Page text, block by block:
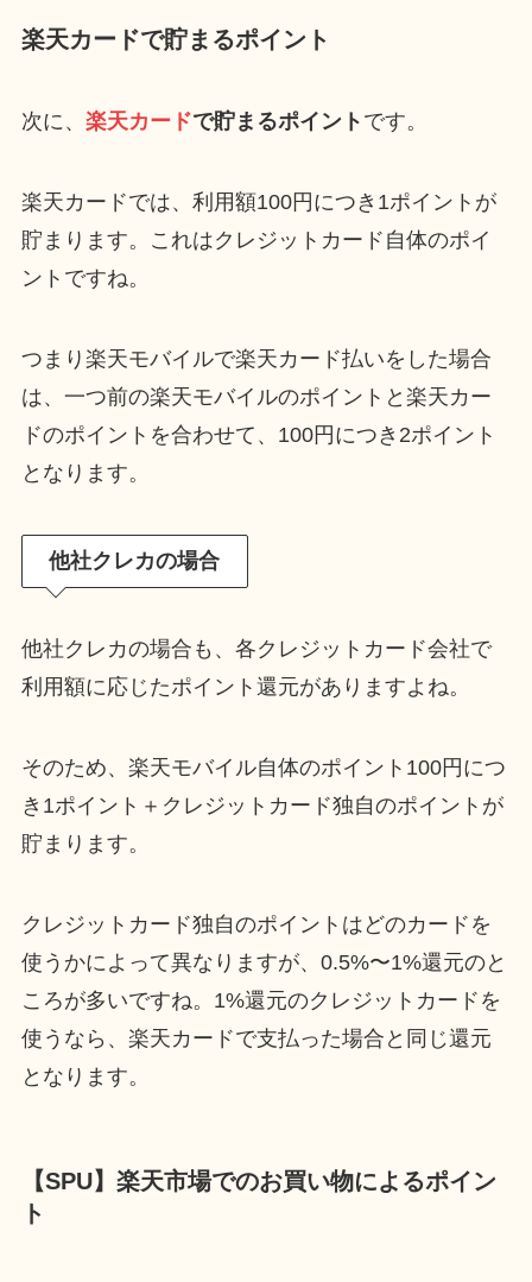
楽天カードで貯まるポイント
次に、 楽天カードで貯まるポイント です。
楽天カードでは、利用額100円につき1ポイントが
貯まります。これはクレジットカード自体のポイ
ントですね。
つまり楽天モバイルで楽天カード払いをした場合
は、一つ前の楽天モバイルのポイントと楽天カー
ドのポイントを合わせて、100円につき2ポイント
となります。
他社クレカの場合
他社クレカの場合も、各クレジットカード会社で
利用額に応じたポイント還元がありますよね。
そのため、楽天モバイル自体のポイント100円につ
き1ポイント＋クレジットカード独自のポイントが
貯まります。
クレジットカード独自のポイントはどのカードを
使うかによって異なりますが、0.5%〜1%還元のと
ころが多いですね。1%還元のクレジットカードを
使うなら、楽天カードで支払った場合と同じ還元
となります。
【SPU】楽天市場でのお買い物によるポイン
ト